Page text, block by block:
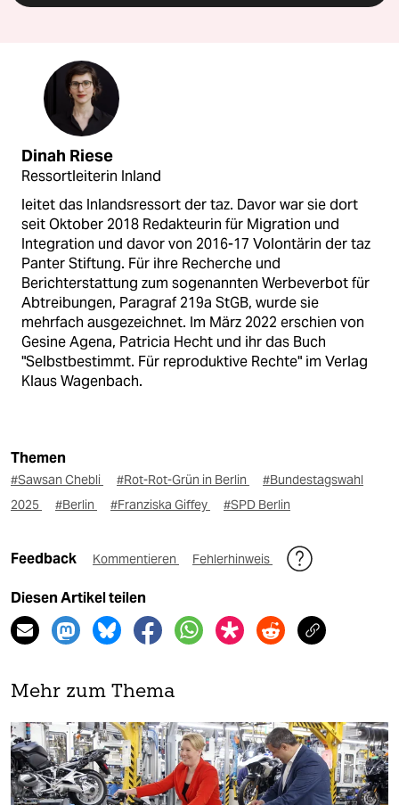
Dinah Riese
Ressortleiterin Inland
leitet das Inlandsressort der taz. Davor war sie dort
seit Oktober 2018 Redakteurin für Migration und
Integration und davor von 2016-17 Volontärin der taz
Panter Stiftung. Für ihre Recherche und
Berichterstattung zum sogenannten Werbeverbot für
Abtreibungen, Paragraf 219a StGB, wurde sie
mehrfach ausgezeichnet. Im März 2022 erschien von
Gesine Agena, Patricia Hecht und ihr das Buch
"Selbstbestimmt. Für reproduktive Rechte" im Verlag
Klaus Wagenbach.
Themen
#Sawsan Chebli #Rot-Rot-Grün in Berlin
#Bundestagswahl
2025
#Berlin #Franziska Giffey #SPD Berlin
Feedback Kommentieren Fehlerhinweis
Diesen Artikel teilen
Mehr zum Thema